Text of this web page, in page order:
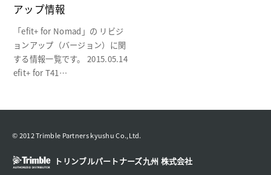
アップ情報
「efit+ for Nomad」の リビジ
ョンアップ（バージョン）に関
する情報一覧です。 2015.05.14
efit+ for T41…
© 2012 Trimble Partners kyushu Co.,Ltd.
トリンブルパートナーズ九州 株式会社